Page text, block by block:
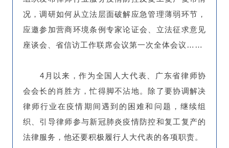
况，调研如何从立法层面破解应急管理薄弱环节，
应邀参加营商环境条例专家论证会、立法征求意见
座谈会、省信访工作联席会议第一次全体会议……
4月以来，作为全国人大代表、广东省律师协
会会长的肖胜方，忙得脚不沾地。除了要协调解决
律师行业在疫情期间遇到的困难和问题，继续组
织、引导律师参与新冠肺炎疫情防控和复工复产的
法律服务，他还要积极履行人大代表的各项职责。